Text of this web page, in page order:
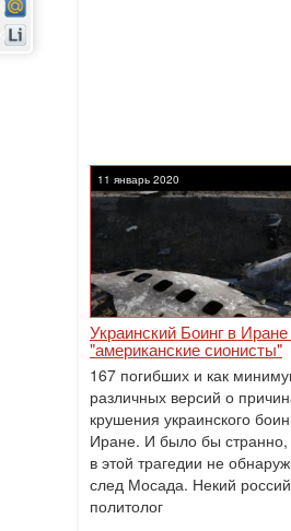
11 январь 2020
Украинский Боинг в
"американские сионисты"
167 погибших и как
различных версий о
крушения украинского
Иране. И было бы
в этой трагедии не
след Мосада. Некий
политолог